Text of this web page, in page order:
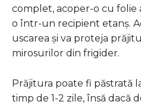
complet, acoper-o cu folie
o într-un recipient etanș.
uscarea și va proteja
mirosurilor din frigider.
Prăjitura poate fi păstrată
timp de 1-2 zile, însă dacă